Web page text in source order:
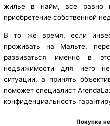
жилье в найм, все равно в
приобретение собственной
В то же время, если
проживать на Мальте,
развиваться именно в
недвижимости для него
ситуации, а принять
поможет специалист
конфиденциальность
Покупка